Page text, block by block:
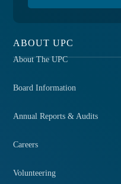
ABOUT UPC
About The UPC
Board Information
Annual Reports & Audits
Careers
Volunteering